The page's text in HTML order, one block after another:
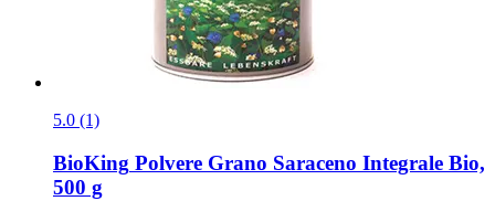
5.0 (1)
BioKing Polvere Grano Saraceno Integrale Bio,
500 g